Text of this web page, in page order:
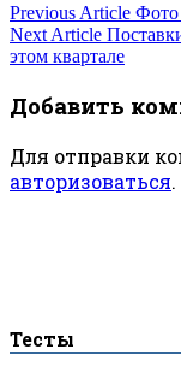
Навигация
по
записям
Previous Article Фото
Next Article
этом квартале
Добавить
Для отправки
авторизоваться.
Тесты